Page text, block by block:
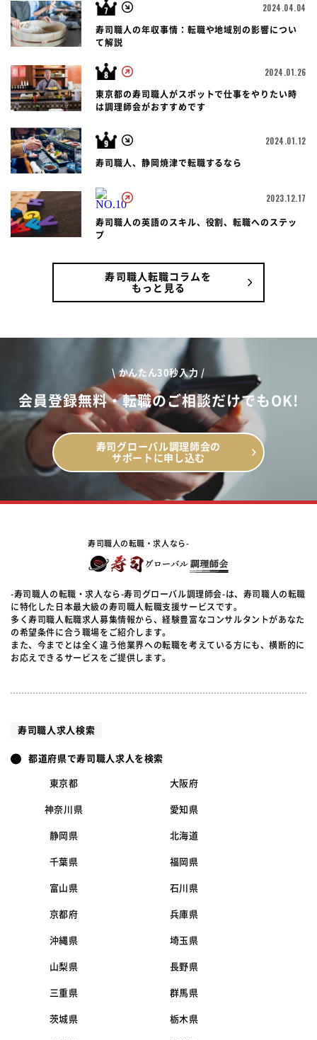
2024.04.04
寿司職人の年収事情：転職や地域別の影響につい
て解説
2024.01.26
東京都の寿司職人がスポットで仕事をやりたい時
は調理師会がおすすめです
2024.01.12
寿司職人、静岡焼津で転職するなら
2023.12.17
寿司職人の英語のスキル、役割、転職へのステッ
プ
寿司職人転職コラムを
もっと見る
\ かんたん30秒入力 /
会員登録無料・転職のご相談だけでもOK!
寿司グローバル調理師会の
サポートに申し込む
寿司職人の転職・求人なら-
-寿司職人の転職・求人なら-寿司グローバル調理師会-は、寿司職人の転職
に特化した日本最大級の寿司職人転職支援サービスです。
多く寿司職人転職求人募集情報から、経験豊富なコンサルタントがあなた
の希望条件に合う職場をご紹介します。
また、今までとは全く違う他業界への転職を考えている方にも、横断的に
お応えできるサービスをご提供します。
寿司職人求人検索
都道府県で寿司職人求人を検索
東京都 大阪府
神奈川県 愛知県
静岡県 北海道
千葉県 福岡県
富山県 石川県
京都府 兵庫県
沖縄県 埼玉県
山梨県 長野県
三重県 群馬県
茨城県 栃木県